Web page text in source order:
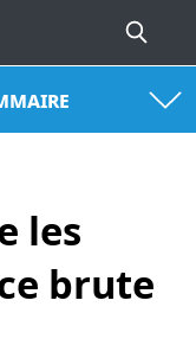
les
brute